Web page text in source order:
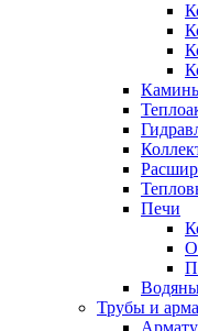
Печи
Трубы и